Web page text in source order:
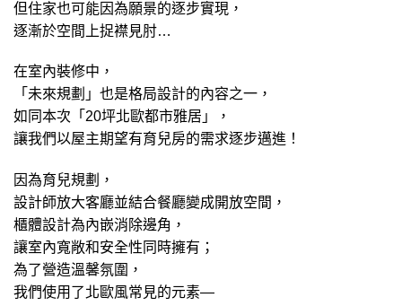
但住家也可能因為願景的逐步實現，
逐漸於空間上捉襟見肘…
在室內裝修中，
「未來規劃」也是格局設計的內容之一，
如同本次「20坪北歐都市雅居」，
讓我們以屋主期望有育兒房的需求逐步邁進！
因為育兒規劃，
設計師放大客廳並結合餐廳變成開放空間，
櫃體設計為內嵌消除邊角，
讓室內寬敞和安全性同時擁有；
為了營造溫馨氛圍，
我們使用了北歐風常見的元素—